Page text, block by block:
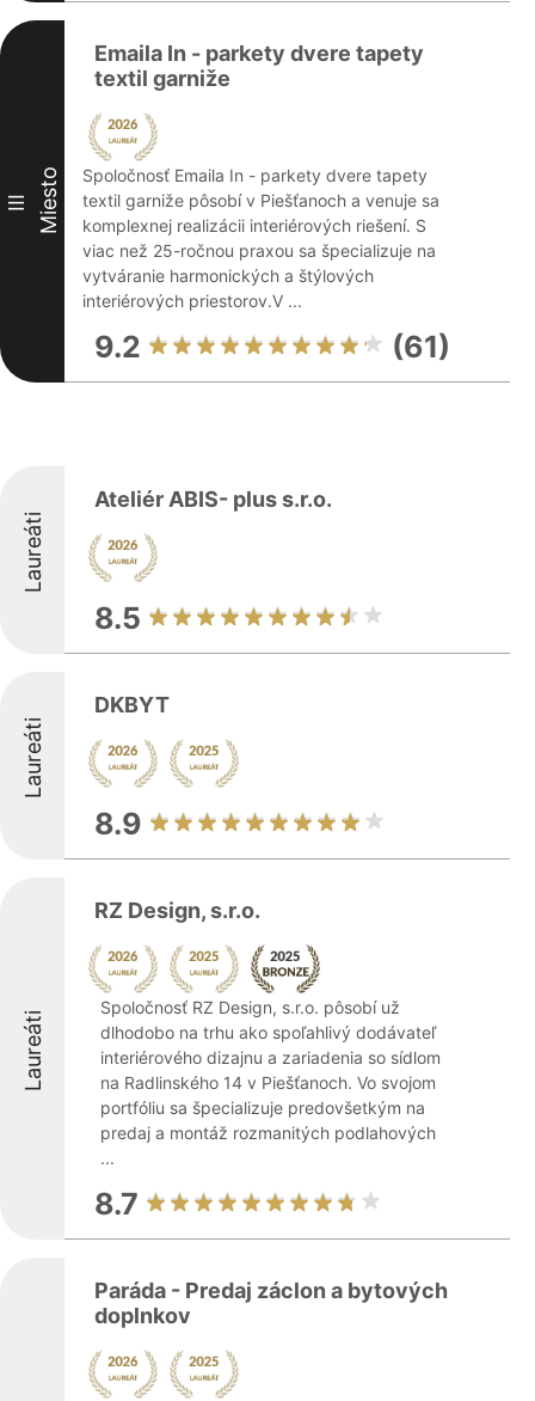
III Miesto
Emaila In - parkety dvere tapety
textil garniže
Spoločnosť Emaila In - parkety dvere tapety
textil garniže pôsobí v Piešťanoch a venuje sa
komplexnej realizácii interiérových riešení. S
viac než 25-ročnou praxou sa špecializuje na
vytváranie harmonických a štýlových
interiérových priestorov.V ...
9.2 (61)
Laureáti
Ateliér ABIS- plus s.r.o.
8.5
Laureáti
DKBYT
8.9
Laureáti
RZ Design, s.r.o.
Spoločnosť RZ Design, s.r.o. pôsobí už
dlhodobo na trhu ako spoľahlivý dodávateľ
interiérového dizajnu a zariadenia so sídlom
na Radlinského 14 v Piešťanoch. Vo svojom
portfóliu sa špecializuje predovšetkým na
predaj a montáž rozmanitých podlahových
...
8.7
Paráda - Predaj záclon a bytových
doplnkov